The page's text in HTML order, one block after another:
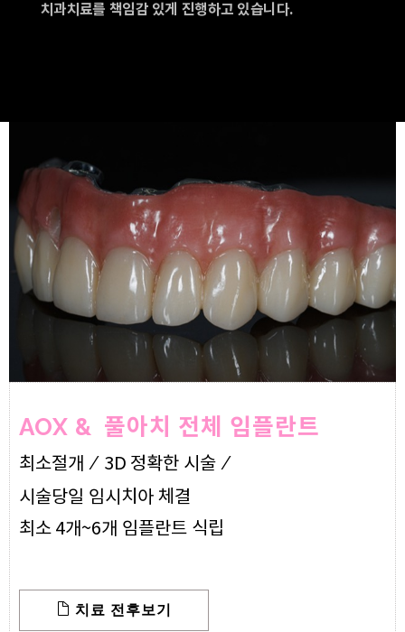
치과치료를 책임감 있게 진행하고 있습니다.
AOX & 풀아치 전체 임플란트
최소절개 / 3D 정확한 시술 /
시술당일 임시치아 체결
최소 4개~6개 임플란트 식립
치료 전후보기